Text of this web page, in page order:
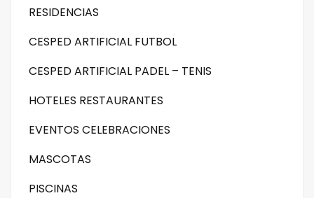
RESIDENCIAS
CESPED ARTIFICIAL FUTBOL
CESPED ARTIFICIAL PADEL – TENIS
HOTELES RESTAURANTES
EVENTOS CELEBRACIONES
MASCOTAS
PISCINAS